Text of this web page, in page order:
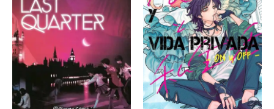
Las
se
pueden
elegir
en
la